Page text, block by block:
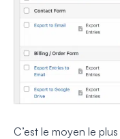
C’est le moyen le